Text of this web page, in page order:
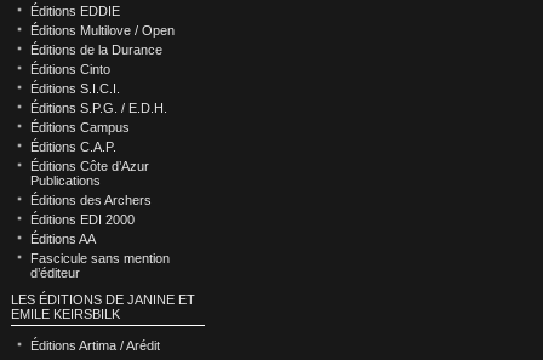
Éditions EDDIE
Éditions Multilove / Open
Éditions de la Durance
Éditions Cinto
Éditions S.I.C.I.
Éditions S.P.G. / E.D.H.
Éditions Campus
Éditions C.A.P.
Éditions Côte d’Azur
Publications
Éditions des Archers
Éditions EDI 2000
Éditions AA
Fascicule sans mention
d’éditeur
LES ÉDITIONS DE JANINE ET
EMILE KEIRSBILK
Éditions Artima / Arédit